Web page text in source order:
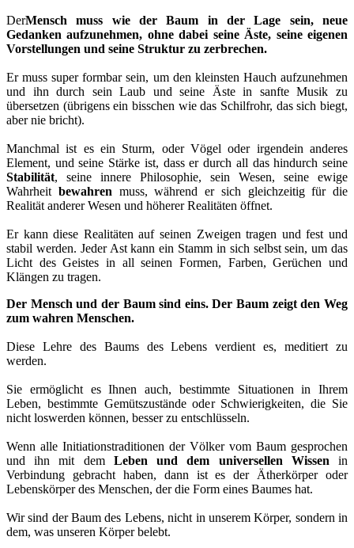
DerMensch muss wie der Baum in der Lage sein, neue
Gedanken aufzunehmen, ohne dabei seine Äste, seine eigenen
Vorstellungen und seine Struktur zu zerbrechen.
Er muss super formbar sein, um den kleinsten Hauch aufzunehmen
und ihn durch sein Laub und seine Äste in sanfte Musik zu
übersetzen (übrigens ein bisschen wie das Schilfrohr, das sich biegt,
aber nie bricht).
Manchmal ist es ein Sturm, oder Vögel oder irgendein anderes
Element, und seine Stärke ist, dass er durch all das hindurch seine
Stabilität, seine innere Philosophie, sein Wesen, seine ewige
Wahrheit bewahren muss, während er sich gleichzeitig für die
Realität anderer Wesen und höherer Realitäten öffnet.
Er kann diese Realitäten auf seinen Zweigen tragen und fest und
stabil werden. Jeder Ast kann ein Stamm in sich selbst sein, um das
Licht des Geistes in all seinen Formen, Farben, Gerüchen und
Klängen zu tragen.
Der Mensch und der Baum sind eins. Der Baum zeigt den Weg
zum wahren Menschen.
Diese Lehre des Baums des Lebens verdient es, meditiert zu
werden.
Sie ermöglicht es Ihnen auch, bestimmte Situationen in Ihrem
Leben, bestimmte Gemütszustände oder Schwierigkeiten, die Sie
nicht loswerden können, besser zu entschlüsseln.
Wenn alle Initiationstraditionen der Völker vom Baum gesprochen
und ihn mit demLeben und dem universellen Wissen in
Verbindung gebracht haben, dann ist es der Ätherkörper oder
Lebenskörper des Menschen, der die Form eines Baumes hat.
Wir sind der Baum des Lebens, nicht in unserem Körper, sondern in
dem, was unseren Körper belebt.